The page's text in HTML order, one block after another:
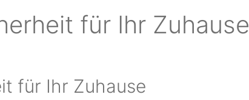
für Ihr Zuhause
für Ihr Zuhause